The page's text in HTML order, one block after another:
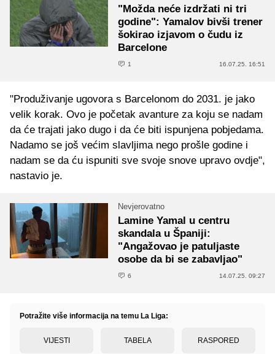
"Možda neće izdržati ni tri
godine": Yamalov bivši trener
šokirao izjavom o čudu iz
Barcelone
1 16.07.25. 16:51
"Produživanje ugovora s Barcelonom do 2031. je jako
velik korak. Ovo je početak avanture za koju se nadam
da će trajati jako dugo i da će biti ispunjena pobjedama.
Nadamo se još većim slavljima nego prošle godine i
nadam se da ću ispuniti sve svoje snove upravo ovdje",
nastavio je.
Nevjerovatno
Lamine Yamal u centru
skandala u Španiji:
"Angažovao je patuljaste
osobe da bi se zabavljao"
6 14.07.25. 09:27
Potražite više informacija na temu La Liga:
VIJESTI TABELA RASPORED